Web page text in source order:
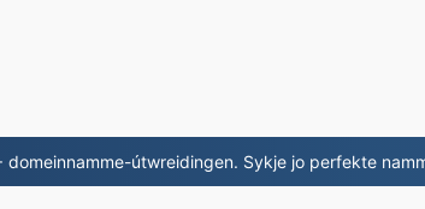
domeinnamme-útwreidingen. Sykje jo perfekte